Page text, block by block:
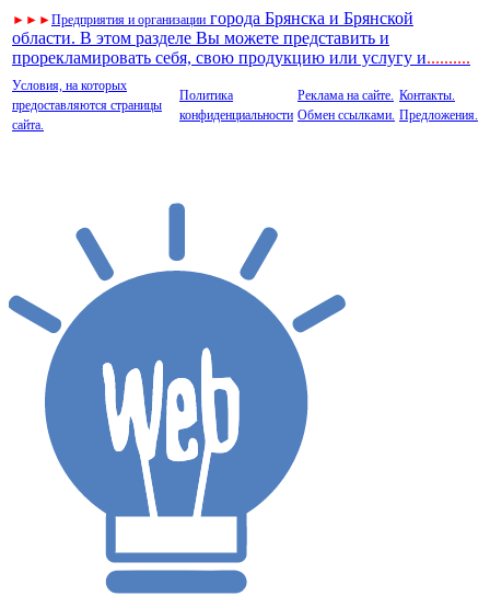
► ► ►Предприятия и организации города Брянска и Брянской
области. В этом разделе Вы можете представить и
прорекламировать себя, свою продукцию или услугу и..........
Условия, на которых
предоставляются страницы
сайта.
Политика
конфиденциальности
Реклама на сайте.
Обмен ссылками.
Контакты.
Предложения.